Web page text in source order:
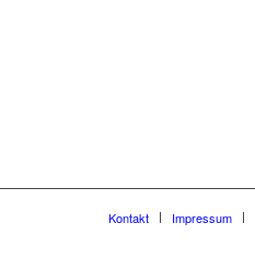
Kon­takt Impres­sum